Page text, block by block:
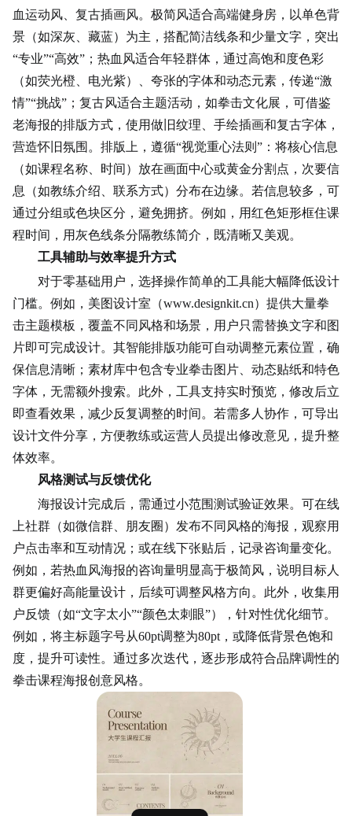
血运动风、复古插画风。极简风适合高端健身房，以单色背
景（如深灰、藏蓝）为主，搭配简洁线条和少量文字，突出
“专业”“高效”；热血风适合年轻群体，通过高饱和度色彩
（如荧光橙、电光紫）、夸张的字体和动态元素，传递“激
情”“挑战”；复古风适合主题活动，如拳击文化展，可借鉴
老海报的排版方式，使用做旧纹理、 手绘插画和复古字体，
营造怀旧氛围。排版上，遵循“视觉重心法则”：将核心信息
（如课程名称、时间）放在画面中心或黄金分割点，次要信
息（如教练介绍、联系方式）分布在边缘。若信息较多，可
通过分组或色块区分，避免拥挤。例如，用红色矩形框住课
程时间，用灰色线条分隔教练简介，既清晰又美观。
工具辅助与效率提升方式
对于零基础用户，选择操作简单的工具能大幅降低设计
门槛。例如，美图设计室（www.designkit.cn）提供大量拳
击主题模板，覆盖不同风格和场景，用户只需替换文字和图
片即可完成设计。其智能排版功能可自动调整元素位置，确
保信息清晰；素材库中包含专业拳击图片、动态贴纸和特色
字体，无需额外搜索。此外，工具支持实时预览，修改后立
即查看效果，减少反复调整的时间。若需多人协作，可导出
设计文件分享，方便教练或运营人员提出修改意见，提升整
体效率。
风格测试与反馈优化
海报设计完成后，需通过小范围测试验证效果。可在线
上社群（如微信群、朋友圈）发布不同风格的海报，观察用
户点击率和互动情况；或在线下张贴后，记录咨询量变化。
例如，若热血风海报的咨询量明显高于极简风，说明目标人
群更偏好高能量设计，后续可调整风格方向。此外，收集用
户反馈（如“文字太小”“颜色太刺眼”），针对性优化细节。
例如，将主标题字号从60pt调整为80pt，或降低背景色饱和
度，提升可读性。通过多次迭代，逐步形成符合品牌调性的
拳击课程海报创意风格。